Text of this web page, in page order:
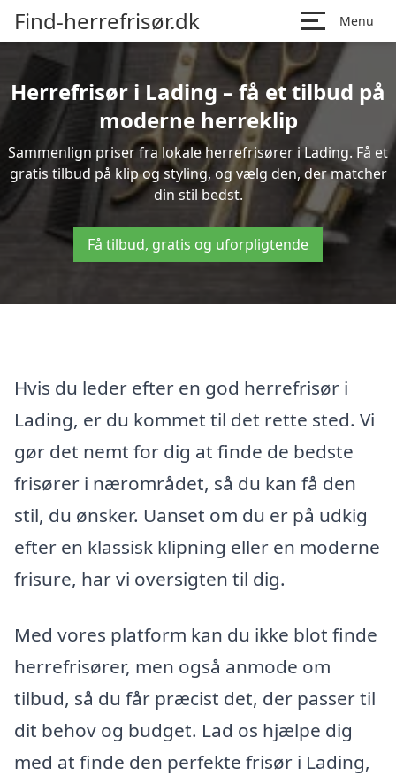
Find-herrefrisør.dk Menu
Herrefrisør i Lading – få et tilbud på
moderne herreklip
Sammenlign priser fra lokale herrefrisører i Lading. Få et
gratis tilbud på klip og styling, og vælg den, der matcher
din stil bedst.
Få tilbud, gratis og uforpligtende
Hvis du leder efter en god herrefrisør i
Lading, er du kommet til det rette sted. Vi
gør det nemt for dig at finde de bedste
frisører i nærområdet, så du kan få den
stil, du ønsker. Uanset om du er på udkig
efter en klassisk klipning eller en moderne
frisure, har vi oversigten til dig.
Med vores platform kan du ikke blot finde
herrefrisører, men også anmode om
tilbud, så du får præcist det, der passer til
dit behov og budget. Lad os hjælpe dig
med at finde den perfekte frisør i Lading,